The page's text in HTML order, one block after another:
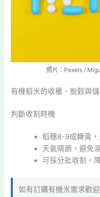
照片：Pexels /
有機稻米的收穫、脫穀與
判斷收割時機
稻穗8-9成轉黃
天氣晴朗，避免
可採分批收割，
如有訂購有機米需求歡